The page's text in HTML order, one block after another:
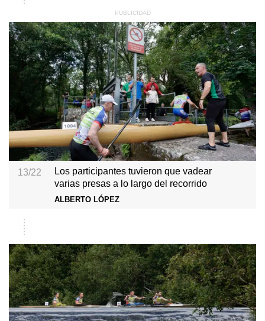
13/22
Los participantes tuvieron que vadear
varias presas a lo largo del recorrido
ALBERTO LÓPEZ